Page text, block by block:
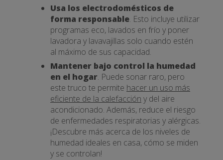
Usa los electrodomésticos de
forma responsable. Esto incluye utilizar
programas eco, lavados en frío y poner
lavadora y lavavajillas solo cuando estén
al máximo de sus capacidad.
Mantener bajo control la humedad
en el hogar. Puede sonar raro, pero
este truco te permite hacer un uso más
eficiente de la calefacción y del aire
acondicionado. Además, reduce el riesgo
de enfermedades respiratorias y alérgicas.
¡Descubre más acerca de los niveles de
humedad ideales en casa, cómo se miden
y se controlan!